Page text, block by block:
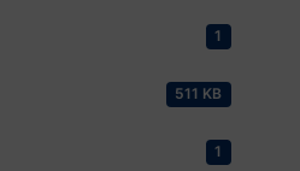
1
511 KB
1